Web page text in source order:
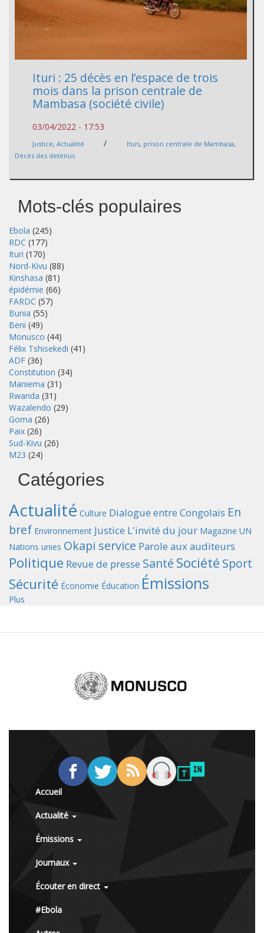
Ituri : 25 décès en l’espace de trois
mois dans la prison centrale de
Mambasa (société civile)
03/04/2022 - 17:53
Justice, Actualité / Ituri, prison centrale de Mambasa,
Décès des detenus
Mots-clés populaires
Ebola (245)
RDC (177)
Ituri (170)
Nord-Kivu (88)
Kinshasa (81)
épidémie (66)
FARDC (57)
Bunia (55)
Beni (49)
Monusco (44)
Félix Tshisekedi (41)
ADF (36)
Constitution (34)
Maniema (31)
Rwanda (31)
Wazalendo (29)
Goma (26)
Paix (26)
Sud-Kivu (26)
M23 (24)
Catégories
Actualité Culture Dialogue entre Congolais En
bref Environnement Justice L'invité du jour Magazine UN
Nations unies Okapi service Parole aux auditeurs
Politique Revue de presse Santé Société Sport
Sécurité Économie Éducation Émissions
Plus
Accueil
Actualité
Émissions
Journaux
Écouter en direct
#Ebola